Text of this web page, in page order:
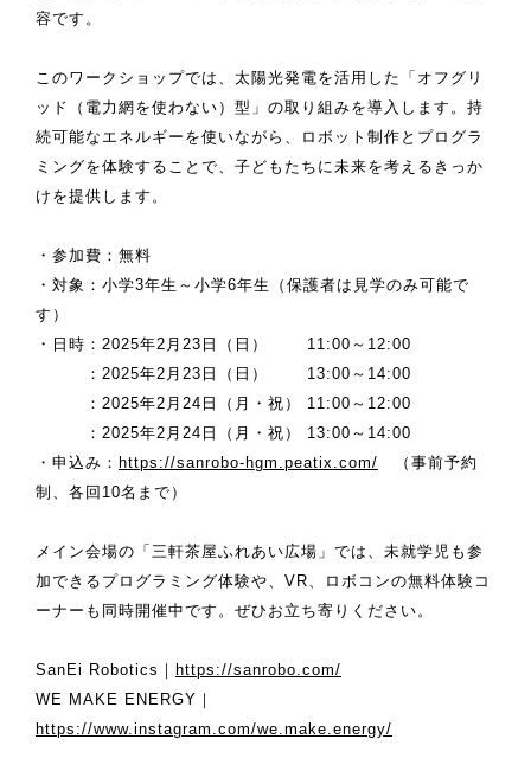
容です。
このワークショップでは、太陽光発電を活用した「オフグリ
ッド（電力網を使わない）型」の取り組みを導入します。持
続可能なエネルギーを使いながら、ロボット制作とプログラ
ミングを体験することで、子どもたちに未来を考えるきっか
けを提供します。
・参加費：無料
・対象：小学3年生～小学6年生（保護者は見学のみ可能で
す）
・日時：2025年2月23日（日） 11:00～12:00
：2025年2月23日（日） 13:00～14:00
：2025年2月24日（月・祝） 11:00～12:00
：2025年2月24日（月・祝） 13:00～14:00
・申込み： https://sanrobo-hgm.peatix.com/ （事前予約
制、各回10名まで）
メイン会場の「三軒茶屋ふれあい広場」では、未就学児も参
加できるプログラミング体験や、VR、ロボコンの無料体験コ
ーナーも同時開催中です。ぜひお立ち寄りください。
SanEi Robotics｜ https://sanrobo.com/
WE MAKE ENERGY｜
https://www.instagram.com/we.make.energy/